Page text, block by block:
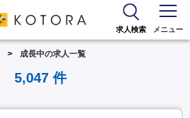
求人検索 メニュー
成長中の求人一覧
5,047件